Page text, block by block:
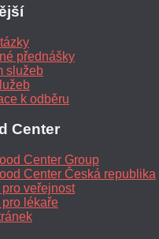
přednášky
služeb
k odběru
Center
Center Group
Center Česká republika
pro veřejnost
pro lékaře